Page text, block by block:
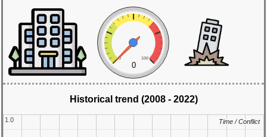
0 100
0
Historical trend (2008 - 2022)
1.0
1.0 Time / Conflict
Time / Conflict